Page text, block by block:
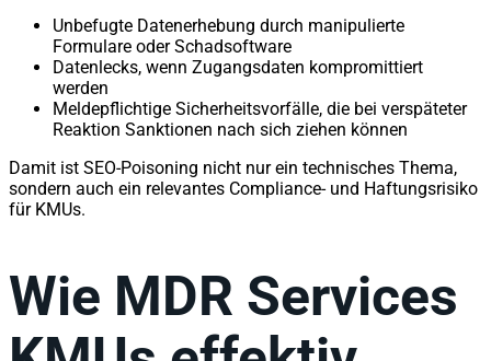
Unbefugte Datenerhebung durch manipulierte
Formulare oder Schadsoftware
Datenlecks, wenn Zugangsdaten kompromittiert
werden
Meldepflichtige Sicherheitsvorfälle, die bei verspäteter
Reaktion Sanktionen nach sich ziehen können
Damit ist SEO-Poisoning nicht nur ein technisches Thema,
sondern auch ein relevantes Compliance- und Haftungsrisiko
für KMUs.
Wie MDR Services